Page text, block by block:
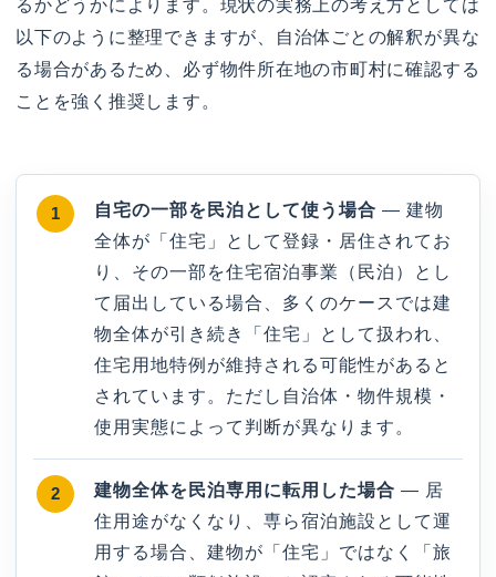
るかどうかによります。現状の実務上の考え方としては
以下のように整理できますが、自治体ごとの解釈が異な
る場合があるため、必ず物件所在地の市町村に確認する
ことを強く推奨します。
自宅の一部を民泊として使う場合 — 建物
全体が「住宅」として登録・居住されてお
り、その一部を住宅宿泊事業（民泊）とし
て届出している場合、多くのケースでは建
物全体が引き続き「住宅」として扱われ、
住宅用地特例が維持される可能性があると
されています。ただし自治体・物件規模・
使用実態によって判断が異なります。
建物全体を民泊専用に転用した場合 — 居
住用途がなくなり、専ら宿泊施設として運
用する場合、建物が「住宅」ではなく「旅